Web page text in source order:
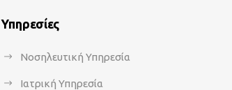
Υπηρεσίες
Νοσηλευτική Υπηρεσία
Ιατρική Υπηρεσία